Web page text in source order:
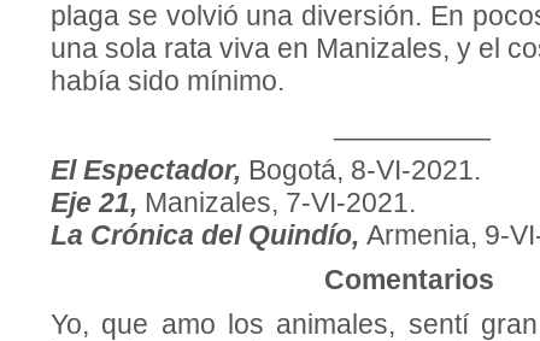
plaga se volvió una diversión. En
una sola rata viva en Manizales, y el
había sido mínimo.
El Espectador, Bogotá, 8-VI-2021.
Eje 21, Manizales, 7-VI-2021.
La Crónica del Quindío, Armenia, 9-
Comentarios
Yo, que amo los animales, sentí